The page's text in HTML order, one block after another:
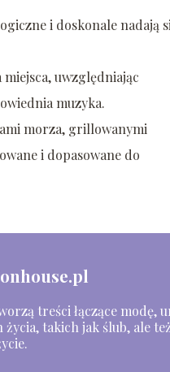
i doskonale nadają
uwzględniając
muzyka.
morza, grillowanymi
i dopasowane do
treści łączące modę,
takich jak ślub, ale